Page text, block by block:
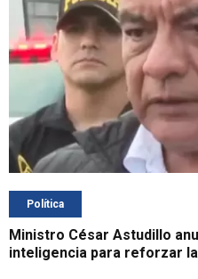
Política
Ministro César Astudillo
inteligencia para reforzar